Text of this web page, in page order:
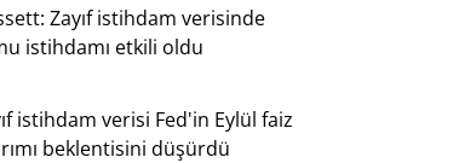
Zayıf istihdam verisinde
istihdamı etkili oldu
istihdam verisi Fed'in Eylül faiz
beklentisini düşürdü